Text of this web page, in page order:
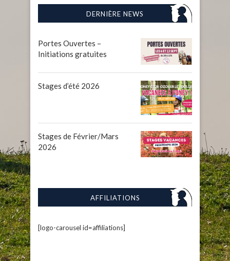
DERNIÈRE NEWS
Portes Ouvertes –
Initiations gratuites
Stages d’été 2026
Stages de Février/Mars
2026
AFFILIATIONS
[logo-carousel id=affiliations]